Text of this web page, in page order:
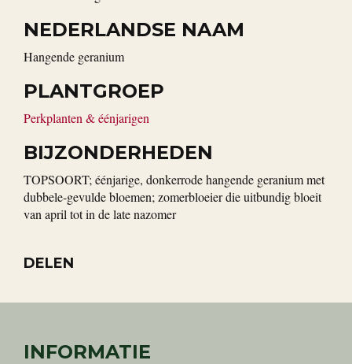
NEDERLANDSE NAAM
hangende geranium
PLANTGROEP
Perkplanten & éénjarigen
BIJZONDERHEDEN
TOPSOORT; éénjarige, donkerrode hangende geranium met
dubbele-gevulde bloemen; zomerbloeier die uitbundig bloeit
van april tot in de late nazomer
DELEN
INFORMATIE